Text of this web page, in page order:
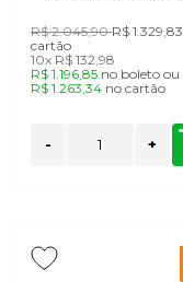
R$ 2.045,90R$ 1.329,83
cartão
10x R$ 132,98
R$ 1.196,85 no boletoou
R$ 1.263,34 no cartão
- +